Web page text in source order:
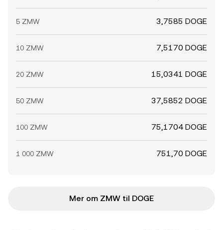
5 ZMW 3,7585 DOGE
10 ZMW 7,5170 DOGE
20 ZMW 15,0341 DOGE
50 ZMW 37,5852 DOGE
100 ZMW 75,1704 DOGE
1 000 ZMW 751,70 DOGE
Mer om ZMW til DOGE